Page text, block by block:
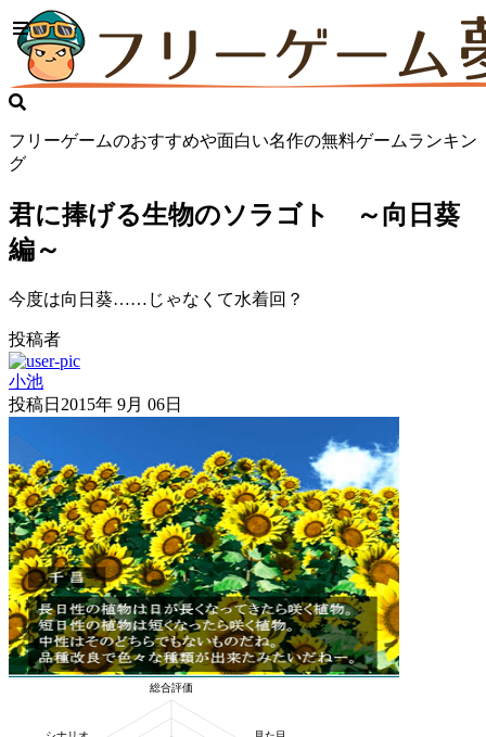
フリーゲームのおすすめや面白い名作の無料ゲームランキン
グ
君に捧げる生物のソラゴト ～向日葵
編～
今度は向日葵……じゃなくて水着回？
投稿者
小池
投稿日 2015年 9月 06日